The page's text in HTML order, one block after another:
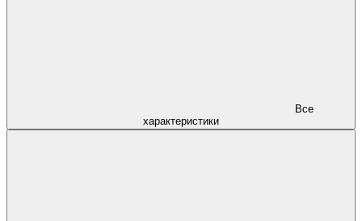
характеристики